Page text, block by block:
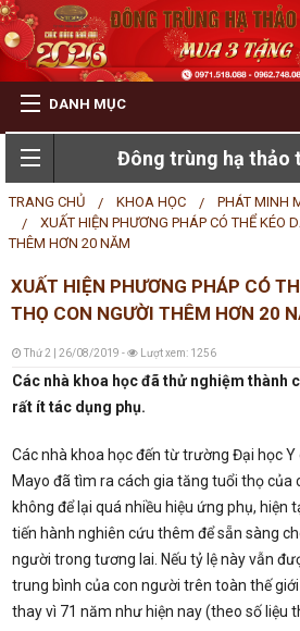
DANH MỤC
GIỚI THIỆU
SẢN PHẨM
KHUYẾN MÃI
GIỎ HÀNG
LIÊN HỆ
Đông trùng hạ thảo
TRANG CHỦ KHOA HỌC
PHÁT MINH
XUẤT HIỆN PHƯƠNG PHÁP CÓ THỂ KÉO
THÊM HƠN 20 NĂM
XUẤT HIỆN PHƯƠNG PHÁP CÓ
THỌ CON NGƯỜI THÊM HƠN 20
Thứ 2 | 26/08/2019 - Lượt xem: 1256
Các nhà khoa học đã thử nghiệm thành
rất ít tác dụng phụ.
Các nhà khoa học đến từ trường Đại học
Mayo đã tìm ra cách gia tăng tuổi thọ của
không để lại quá nhiều hiệu ứng phụ, hiện
tiến hành nghiên cứu thêm để sẵn sàng
người trong tương lai. Nếu tỷ lệ này vẫn
trung bình của con người trên toàn thế
thay vì 71 năm như hiện nay (theo số liệu